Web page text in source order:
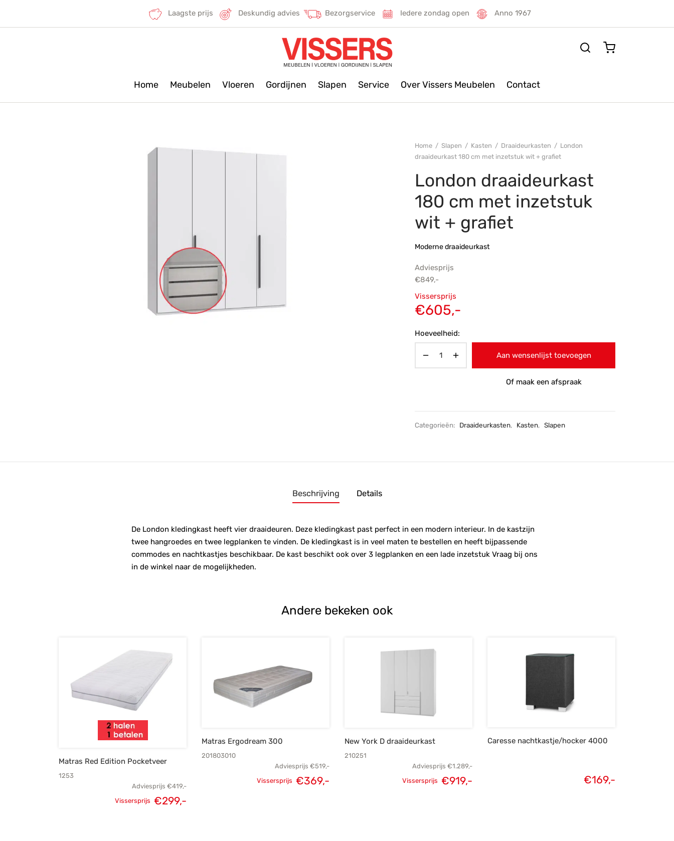
Laagste prijs Deskundig advies Bezorgservice Iedere zondag open Anno 1967
Home Meubelen Vloeren Gordijnen Slapen Service Over Vissers Meubelen Contact
Home / Slapen / Kasten / Draaideurkasten / London
draaideurkast 180 cm met inzetstuk wit + grafiet
London draaideurkast
180 cm met inzetstuk
wit + grafiet
Moderne draaideurkast
Adviesprijs
€849,-
Oorspronkelijke
prijs was:
Vissersprijs
€605,-
Hoeveelheid:
Aan wensenlijst toevoegen
Of maak een afspraak
Categorieën: Draaideurkasten, Kasten, Slapen
Beschrijving Details
De London kledingkast heeft vier draaideuren. Deze kledingkast past perfect in een modern interieur. In de kastzijn
twee hangroedes en twee legplanken te vinden. De kledingkast is in veel maten te bestellen en heeft bijpassende
commodes en nachtkastjes beschikbaar. De kast beschikt ook over 3 legplanken en een lade inzetstuk Vraag bij ons
in de winkel naar de mogelijkheden.
Andere bekeken ook
Matras Red Edition Pocketveer
1253
Adviesprijs €419,-
Oorspronkelijke
Vissersprijs €299,-
Matras Ergodream 300
201803010
Adviesprijs €519,-
Vissersprijs €369,-
New York D draaideurkast
210251
Adviesprijs €1.289,-
Vissersprijs €919,-
Caresse nachtkastje/hocker 4000
€169,-